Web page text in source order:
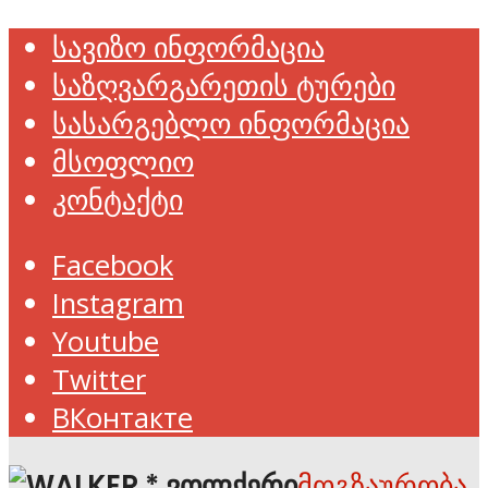
სავიზო ინფორმაცია
საზღვარგარეთის ტურები
სასარგებლო ინფორმაცია
მსოფლიო
კონტაქტი
Facebook
Instagram
Youtube
Twitter
ВКонтакте